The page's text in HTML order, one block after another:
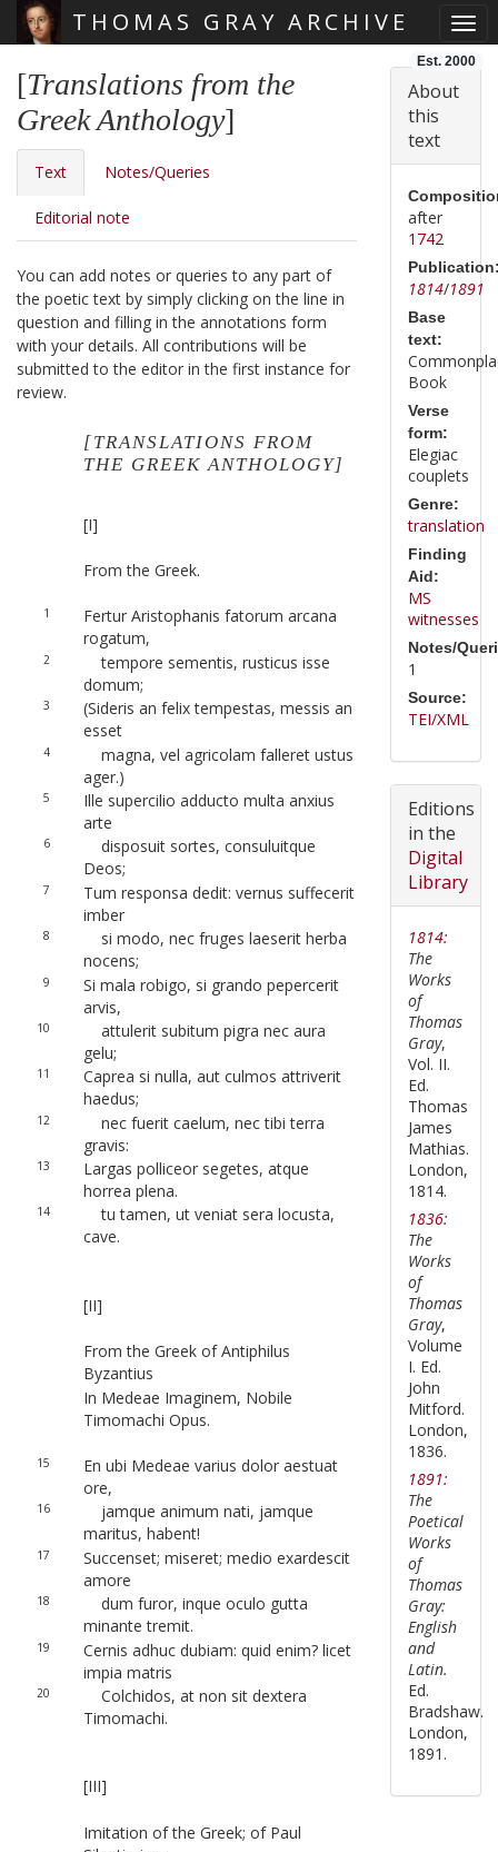
THOMAS GRAY ARCHIVE
Est. 2000
[Translations from the
Greek Anthology]
Text Notes/Queries
Editorial note
You can add notes or queries to any part of
the poetic text by simply clicking on the line in
question and filling in the annotations form
with your details. All contributions will be
submitted to the editor in the first instance for
review.
[TRANSLATIONS FROM
THE GREEK ANTHOLOGY]
[I]
From the Greek.
1
Fertur Aristophanis fatorum arcana
rogatum,
2
tempore sementis, rusticus isse
domum;
3
(Sideris an felix tempestas, messis an
esset
4
magna, vel agricolam falleret ustus
ager.)
5
Ille supercilio adducto multa anxius
arte
6
disposuit sortes, consuluitque
Deos;
7
Tum responsa dedit: vernus suffecerit
imber
8
si modo, nec fruges laeserit herba
nocens;
9
Si mala robigo, si grando pepercerit
arvis,
10
attulerit subitum pigra nec aura
gelu;
11
Caprea si nulla, aut culmos attriverit
haedus;
12
nec fuerit caelum, nec tibi terra
gravis:
13
Largas polliceor segetes, atque
horrea plena.
14
tu tamen, ut veniat sera locusta,
cave.
[II]
From the Greek of Antiphilus
Byzantius
In Medeae Imaginem, Nobile
Timomachi Opus.
15
En ubi Medeae varius dolor aestuat
ore,
16
jamque animum nati, jamque
maritus, habent!
17
Succenset; miseret; medio exardescit
amore
18
dum furor, inque oculo gutta
minante tremit.
19
Cernis adhuc dubiam: quid enim? licet
impia matris
20
Colchidos, at non sit dextera
Timomachi.
[III]
Imitation of the Greek; of Paul
About
this
text
after
1742
1814/1891
Base
text:
Book
Verse
form:
Elegiac
couplets
Genre:
translation
Finding
Aid:
MS
witnesses
Notes/
1
Source:
TEI/XML
Editions
in the
Digital
Library
1814:
The
Works
of
Thomas
Gray,
Vol. II.
Ed.
Thomas
James
Mathias.
London,
1814.
1836:
The
Works
of
Thomas
Gray,
Volume
I. Ed.
John
Mitford.
London,
1836.
1891:
The
Poetical
Works
of
Thomas
Gray:
English
and
Latin.
Ed.
Bradshaw.
London,
1891.